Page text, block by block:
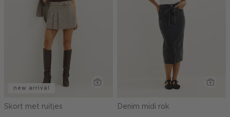
new arrival
Skort met ruitjes Denim midi rok